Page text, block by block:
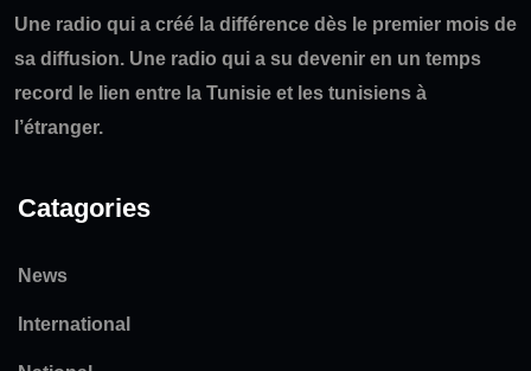
Une radio qui a créé la différence dès le premier mois de
sa diffusion. Une radio qui a su devenir en un temps
record le lien entre la Tunisie et les tunisiens à
l’étranger.
Catagories
News
International